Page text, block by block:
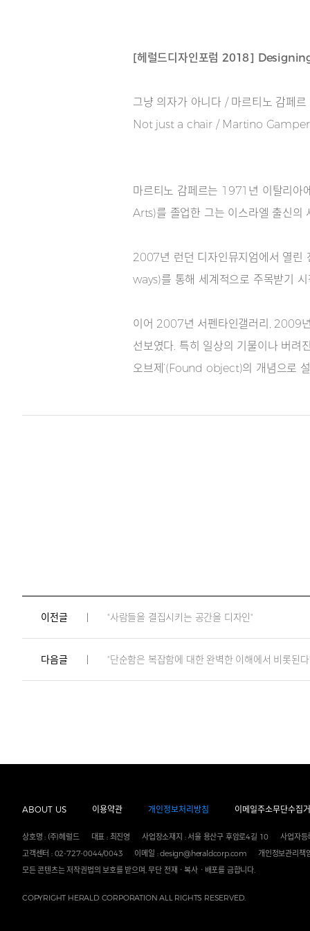
[헤럴드디자인포럼 2018]
그냥 의자가 아니다 / 마르티노 감페르
Not just a chair / Martino Gamper
마르티노 감페르는 1971년 이탈리아
Arts)를 졸업한 그는 이스라엘 출신의
2007년 런던 디자인뮤지엄에서 열
ways)를 통해 세계적으로 주목받기 시
이어 2007년 서펜타인갤러리, 2009
선보였다. 특히 일상의 기물이나 버려
오브제‘(Found object)의 개념으로
이전글 "사람들을 결집시키는 공간을 디자인"
다음글 "단순함은 복잡함에 대한 완벽한 이해에서 비롯된
ABOUT US 이용약관 개인정보처리방침 이메일주소무단수집
상호명 : (주)헤럴드 대표 : 최진영 사업장소재지 : 서울 용산구 후암로4길 10
사업자
고객센터 : 02-727-0044/0043
이메일 : design@heraldcorp.com
개인정보관리책
모든 콘텐츠는 저작권법의 보호를 받으며, 무단 전재ㆍ복사ㆍ배포를 금합니다.
COPYRIGHT HERALD CORPORATION ALL RIGHTS RESERVED.